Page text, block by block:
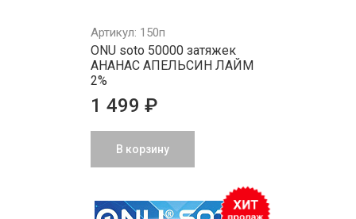
Артикул: 150п
ONU soto 50000 затяжек
АНАНАС АПЕЛЬСИН ЛАЙМ
2%
1 499 ₽
В корзину